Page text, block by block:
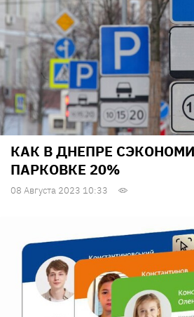
КАК В ДНЕПРЕ
ПАРКОВКЕ 20%
08 Августа 2023 10:33